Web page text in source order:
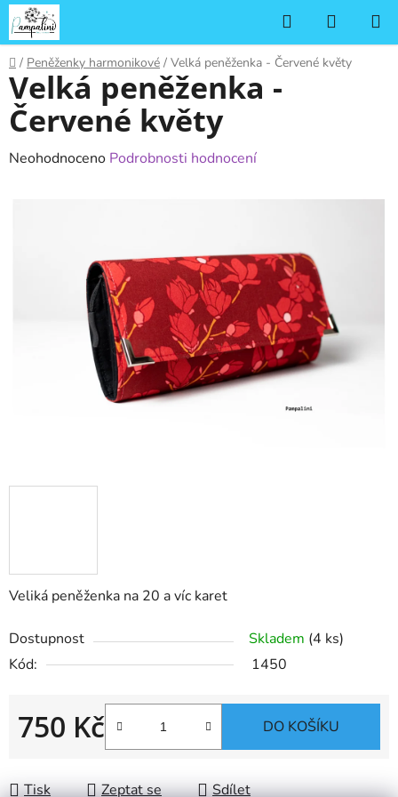
Přejít
na
obsah
Hledat
KOŠÍK
Domů
/ Peněženky harmonikové / Velká peněženka - Červené květy
Veliká peněženka na 20 a víc karet
Dostupnost Skladem (4 ks)
Kód:
1450
750 Kč DO KOŠÍKU
Tisk Zeptat se Sdílet
Velká peněženka -
Červené květy
Průměrné
Neohodnoceno Podrobnosti hodnocení